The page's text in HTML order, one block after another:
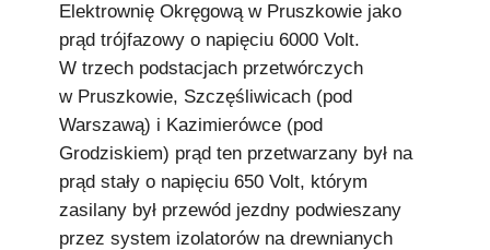
Elektrownię Okręgową w Pruszkowie jako
prąd trójfazowy o napięciu 6000 Volt.
W trzech podstacjach przetwórczych
w Pruszkowie, Szczęśliwicach (pod
Warszawą) i Kazimierówce (pod
Grodziskiem) prąd ten przetwarzany był na
prąd stały o napięciu 650 Volt, którym
zasilany był przewód jezdny podwieszany
przez system izolatorów na drewnianych